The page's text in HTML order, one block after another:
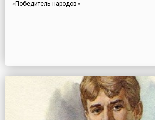
«Победитель народов»